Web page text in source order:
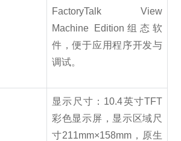
FactoryTalk View
Machine Edition组态软
件，便于应用程序开发与
调试。
显示尺寸：10.4英寸TFT
彩色显示屏，显示区域尺
寸211mm×158mm，原生